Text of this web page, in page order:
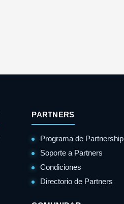
PARTNERS
Programa de Partnership
Soporte a Partners
Condiciones
Directorio de Partners